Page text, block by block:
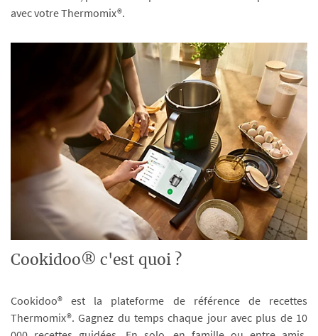
avec votre Thermomix®.
Cookidoo® c'est quoi ?
Cookidoo® est la plateforme de référence de recettes
Thermomix®. Gagnez du temps chaque jour avec plus de 10